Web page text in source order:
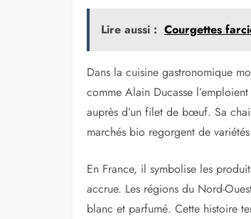
Lire aussi : Courgettes
Dans la cuisine gastronomique
comme Alain Ducasse
auprès d’un filet de bœuf. Sa
marchés bio regorgent de
En France, il symbolise les
accrue. Les régions du Nord-
blanc et parfumé. Cette histoire